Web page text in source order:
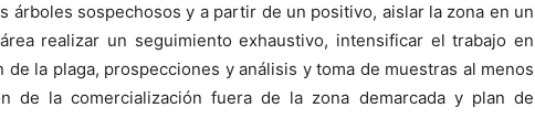
árboles sospechosos y a partir de un positivo, aislar la zona en un
realizar un seguimiento exhaustivo, intensificar el trabajo en
la plaga, prospecciones y análisis y toma de muestras al menos
de la comercialización fuera de la zona demarcada y plan de